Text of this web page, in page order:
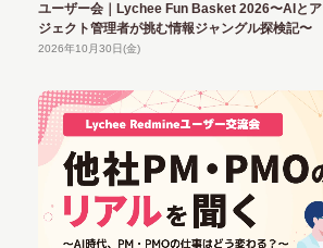
ユーザー会｜Lychee Fun Basket 2026〜AIとア
ジェクト管理者が挑む情報ジャングル探検記〜
2026年10月30日(金)